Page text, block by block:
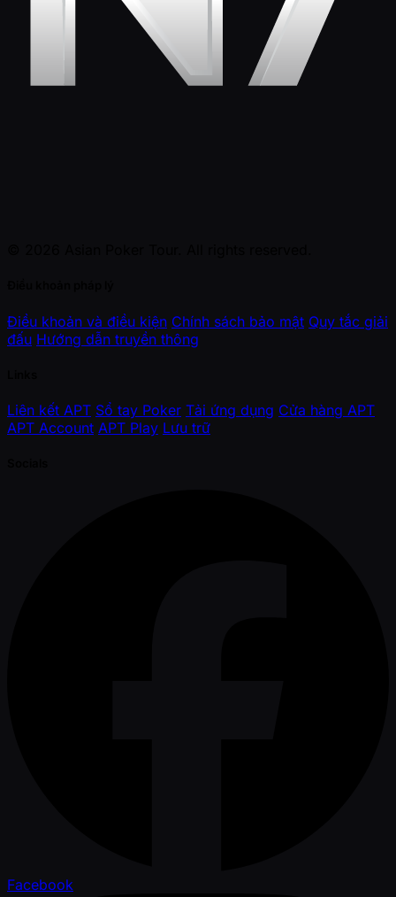
Điều khoản và điều kiện Chính sách bảo mật Quy tắc giải
đấu Hướng dẫn truyền thông
Liên kết APT Sổ tay Poker Tải ứng dụng Cửa hàng APT
APT Account APT Play Lưu trữ
Facebook